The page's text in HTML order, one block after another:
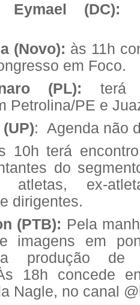
Eymael (DC):
(Novo): às 11h
em Foco.
(PL): terá
Petrolina/PE e
: Agenda não
10h terá
do
atletas, ex-
dirigentes.
(PTB): Pela
imagens em
produção de
18h concede
Nagle, no canal